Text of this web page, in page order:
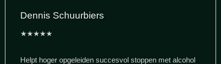
Dennis Schuurbiers
★★★★★
Helpt hoger opgeleiden succesvol stoppen met alcohol